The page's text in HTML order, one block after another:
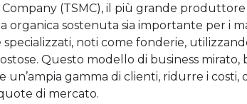
(TSMC), il più grande produttore
organica sostenuta sia importante per i
noti come fonderie,
Questo modello di business mirato,
un’ampia gamma di clienti, ridurre i costi,
di mercato.